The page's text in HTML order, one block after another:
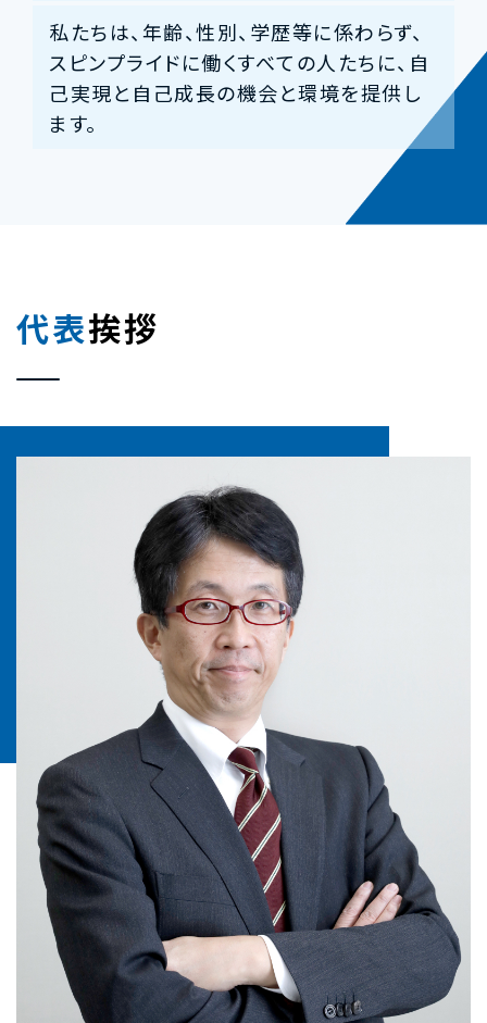
私たちは、年齢、性別、学歴等に係わらず、
スピンプライドに働くすべての人たちに、自
己実現と自己成長の機会と環境を提供し
ます。
代表挨拶